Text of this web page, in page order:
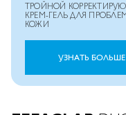
ТРОЙНОЙ
КРЕМ-ГЕЛЬ ДЛЯ
КОЖИ
УЗНАТЬ БОЛЬШЕ